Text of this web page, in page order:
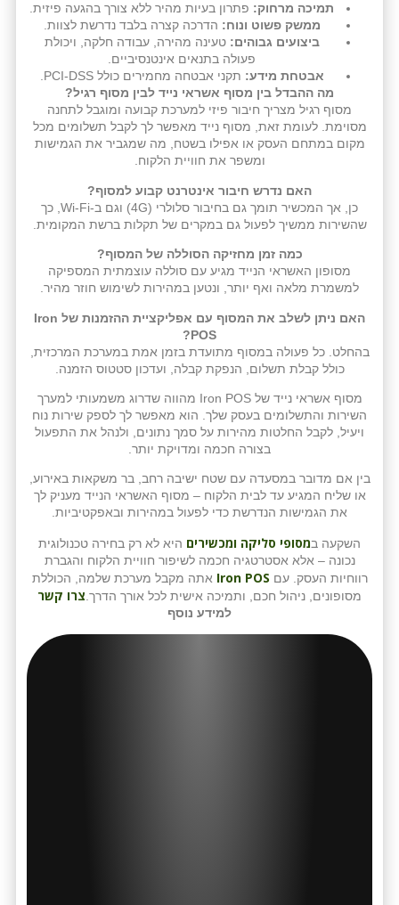
תמיכה מרחוק: פתרון בעיות מהיר ללא צורך בהגעה פיזית.
ממשק פשוט ונוח: הדרכה קצרה בלבד נדרשת לצוות.
ביצועים גבוהים: טעינה מהירה, עבודה חלקה, ויכולת
פעולה בתנאים אינטנסיביים.
אבטחת מידע: תקני אבטחה מחמירים כולל PCI-DSS.
מה ההבדל בין מסוף אשראי נייד לבין מסוף רגיל?
מסוף רגיל מצריך חיבור פיזי למערכת קבועה ומוגבל לתחנה
מסוימת. לעומת זאת, מסוף נייד מאפשר לך לקבל תשלומים מכל
מקום במתחם העסק או אפילו בשטח, מה שמגביר את הגמישות
ומשפר את חוויית הלקוח.
האם נדרש חיבור אינטרנט קבוע למסוף?
כן, אך המכשיר תומך גם בחיבור סלולרי (4G) וגם ב-Wi-Fi, כך
שהשירות ממשיך לפעול גם במקרים של תקלות ברשת המקומית.
כמה זמן מחזיקה הסוללה של המסוף?
מסופון האשראי הנייד מגיע עם סוללה עוצמתית המספיקה
למשמרת מלאה ואף יותר, ונטען במהירות לשימוש חוזר מהיר.
האם ניתן לשלב את המסוף עם אפליקציית ההזמנות של Iron
POS?
בהחלט. כל פעולה במסוף מתועדת בזמן אמת במערכת המרכזית,
כולל קבלת תשלום, הנפקת קבלה, ועדכון סטטוס הזמנה.
מסוף אשראי נייד של Iron POS מהווה שדרוג משמעותי למערך
השירות והתשלומים בעסק שלך. הוא מאפשר לך לספק שירות נוח
ויעיל, לקבל החלטות מהירות על סמך נתונים, ולנהל את התפעול
בצורה חכמה ומדויקת יותר.
בין אם מדובר במסעדה עם שטח ישיבה רחב, בר משקאות באירוע,
או שליח המגיע עד לבית הלקוח – מסוף האשראי הנייד מעניק לך
את הגמישות הנדרשת כדי לפעול במהירות ובאפקטיביות.
השקעה במסופי סליקה ומכשירים היא לא רק בחירה טכנולוגית
נכונה – אלא אסטרטגיה חכמה לשיפור חוויית הלקוח והגברת
רווחיות העסק. עם Iron POS אתה מקבל מערכת שלמה, הכוללת
מסופונים, ניהול חכם, ותמיכה אישית לכל אורך הדרך. צרו קשר
למידע נוסף